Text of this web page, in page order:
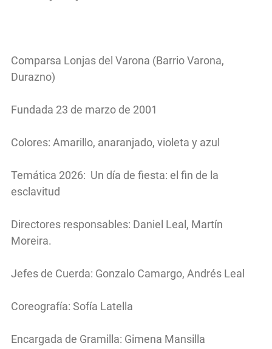
Comparsa Lonjas del Varona (Barrio Varona,
Durazno)
Fundada 23 de marzo de 2001
Colores: Amarillo, anaranjado, violeta y azul
Temática 2026: Un día de fiesta: el fin de la
esclavitud
Directores responsables: Daniel Leal, Martín
Moreira.
Jefes de Cuerda: Gonzalo Camargo, Andrés Leal
Coreografía: Sofía Latella
Encargada de Gramilla: Gimena Mansilla